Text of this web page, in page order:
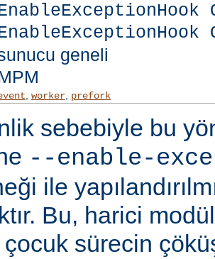
geneli
worker, prefork
sebebiyle bu
--enable-
ile
Bu, harici
sürecin